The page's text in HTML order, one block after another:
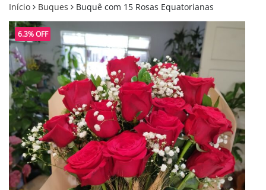
Início Buques Buquê com 15 Rosas Equatorianas
6.3% OFF